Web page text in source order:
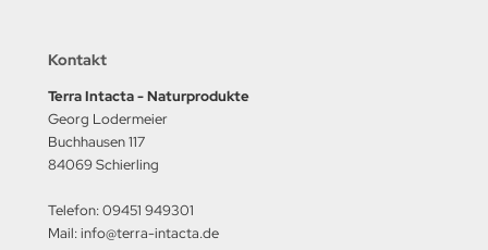
Kontakt
Terra Intacta - Naturprodukte
Georg Lodermeier
Buchhausen 117
84069 Schierling
Telefon: 09451 949301
Mail: info@terra-intacta.de